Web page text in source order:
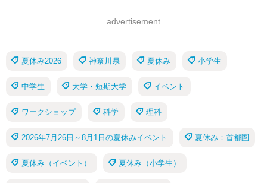
advertisement
夏休み2026 神奈川県 夏休み 小学生
中学生 大学・短期大学 イベント
ワークショップ 科学 理科
2026年7月26日～8月1日の夏休みイベント 夏休み：首都圏
夏休み（イベント） 夏休み（小学生）